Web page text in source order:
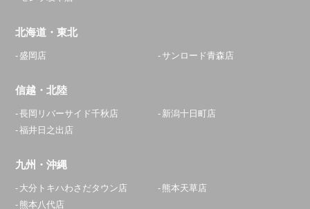
北海道・東北
盛岡店 サンロード青森店
信越・北陸
長岡リバーサイド千秋店
新潟十日町店
福井日之出店
九州・沖縄
大分トキハわさだタウン店
熊本天草店
熊本八代店